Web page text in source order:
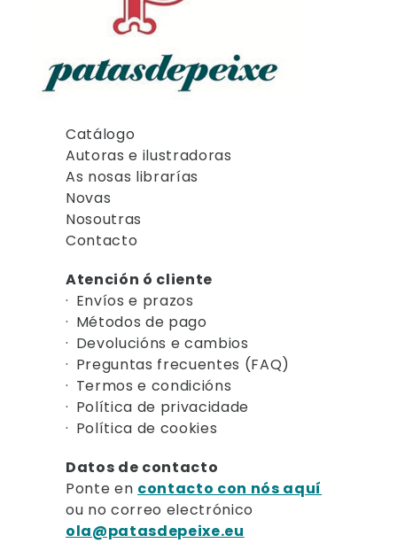
Catálogo
Autoras e ilustradoras
As nosas librarías
Novas
Nosoutras
Contacto
Atención ó cliente
Envíos e prazos
Métodos de pago
Devolucións e cambios
Preguntas frecuentes (FAQ)
Termos e condicións
Política de privacidade
Política de cookies
Datos de contacto
Ponte en contacto con nós aquí
ou no correo electrónico
ola@patasdepeixe.eu